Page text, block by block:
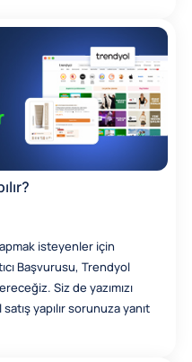
isteyenler için
Başvurusu, Trendyol
Siz de yazımızı
yapılır sorunuza yanıt